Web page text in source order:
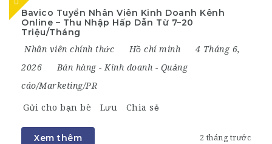
Bavico Tuyển Nhân Viên Kinh Doanh Kênh
Online – Thu Nhập Hấp Dẫn Từ 7–20
Triệu/Tháng
Nhân viên chính thức Hồ chí minh
4 Tháng 6,
2026
Bán hàng- Kinh doanh - Quảng
cáo/Marketing/PR
Gửi cho bạn bè Lưu Chia sẻ
Xem thêm 2 tháng trước